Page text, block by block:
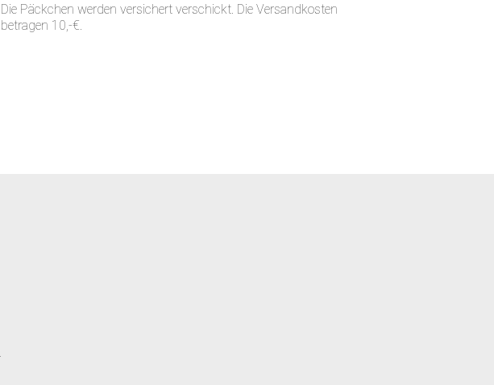
Die Päckchen werden versichert verschickt. Die Versandkosten
betragen 10,-€.